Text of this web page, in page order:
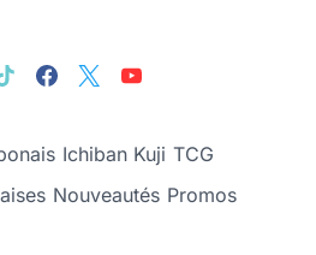
Ichiban Kuji TCG
Nouveautés Promos